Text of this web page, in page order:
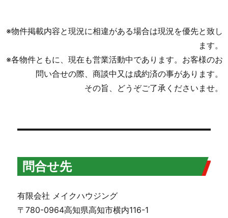
※物件掲載内容と現況に相違がある場合は現況を優先と致し
ます。
※各物件ともに、現在も営業活動中であります。お客様のお
問い合せの際、商談中又は成約済の事があります。
その旨、どうぞご了承くださいませ。
問合せ先
有限会社 メイクハウジング
〒780-0964高知県高知市横内116-1